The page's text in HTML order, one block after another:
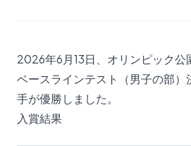
2026年6月13日、オリンピック公
ベースラインテスト（男子の部）
手が優勝しました。
入賞結果